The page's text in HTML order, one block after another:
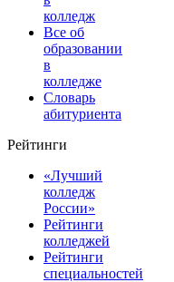
колледж
Все об
образовании
в
колледже
Словарь
абитуриента
Рейтинги
«Лучший
колледж
России»
Рейтинги
колледжей
Рейтинги
специальностей